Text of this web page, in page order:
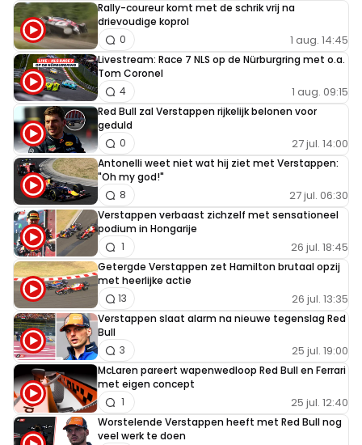
Rally-coureur komt met de schrik vrij na
drievoudige koprol
1 aug. 14:45
0
Livestream: Race 7 NLS op de Nürburgring met o.a.
Tom Coronel
1 aug. 09:15
4
Red Bull zal Verstappen rijkelijk belonen voor
geduld
27 jul. 14:00
0
Antonelli weet niet wat hij ziet met Verstappen:
"Oh my god!"
27 jul. 06:30
8
Verstappen verbaast zichzelf met sensationeel
podium in Hongarije
26 jul. 18:45
1
Getergde Verstappen zet Hamilton brutaal opzij
met heerlijke actie
26 jul. 13:35
13
Verstappen slaat alarm na nieuwe tegenslag Red
Bull
25 jul. 19:00
3
McLaren pareert wapenwedloop Red Bull en Ferrari
met eigen concept
25 jul. 12:40
1
Worstelende Verstappen heeft met Red Bull nog
veel werk te doen